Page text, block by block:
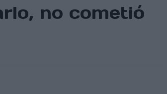
no cometió